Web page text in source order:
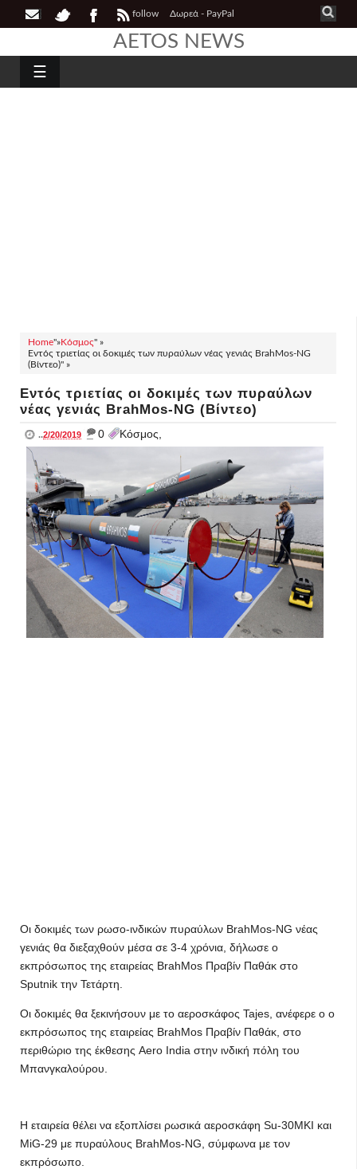
follow Δωρεά - PayPal
AETOS NEWS
☰
Home"»Κόσμος" »
Εντός τριετίας οι δοκιμές των πυραύλων νέας γενιάς BrahMos-NG
(Βίντεο)" »
Εντός τριετίας οι δοκιμές των πυραύλων
νέας γενιάς BrahMos-NG (Βίντεο)
..2/20/2019 _ 0 Κόσμος,
Οι δοκιμές των ρωσo-ινδικών πυραύλων BrahMos-NG νέας
γενιάς θα διεξαχθούν μέσα σε 3-4 χρόνια, δήλωσε ο
εκπρόσωπος της εταιρείας BrahMos Πραβίν Παθάκ στο
Sputnik την Τετάρτη.
Οι δοκιμές θα ξεκινήσουν με το αεροσκάφος Tajes, ανέφερε ο ο
εκπρόσωπος της εταιρείας BrahMos Πραβίν Παθάκ, στο
περιθώριο της έκθεσης Aero India στην ινδική πόλη του
Μπανγκαλούρου.
Η εταιρεία θέλει να εξοπλίσει ρωσικά αεροσκάφη Su-30MKI και
MiG-29 με πυραύλους BrahMos-NG, σύμφωνα με τον
εκπρόσωπο.